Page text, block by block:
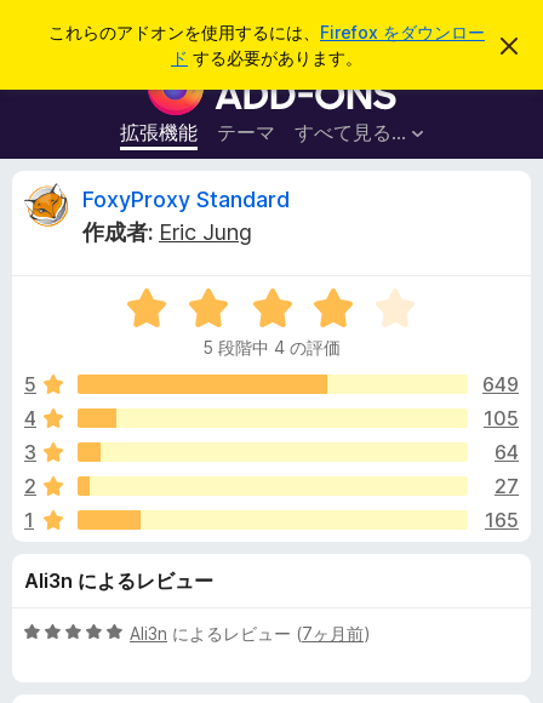
これらのアドオンを使用するには、 Firefox をダウンロー
ド する必要があります。
こ
を
F
i
r
e
ラ
ウ
ザ
ー
ド
オ
ン
拡張機能 テーマ すべて見る...
ログイン
F
y
P
r
o
x
FoxyProxy Standard
作成者: Eric Jung
5
段
中
の
価
5 段階中 4 の評価
5
649
4
105
3
64
2
27
1
165
Ali3n によるレビュー
5
Ali3n によるレビュー (7ヶ月前)